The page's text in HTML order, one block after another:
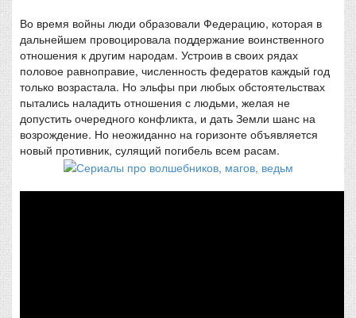
Во время войны люди образовали Федерацию, которая в
дальнейшем провоцировала поддержание воинственного
отношения к другим народам. Устроив в своих рядах
половое равноправие, численность федератов каждый год
только возрастала. Но эльфы при любых обстоятельствах
пытались наладить отношения с людьми, желая не
допустить очередного конфликта, и дать Земли шанс на
возрождение. Но неожиданно на горизонте объявляется
новый противник, сулящий погибель всем расам.